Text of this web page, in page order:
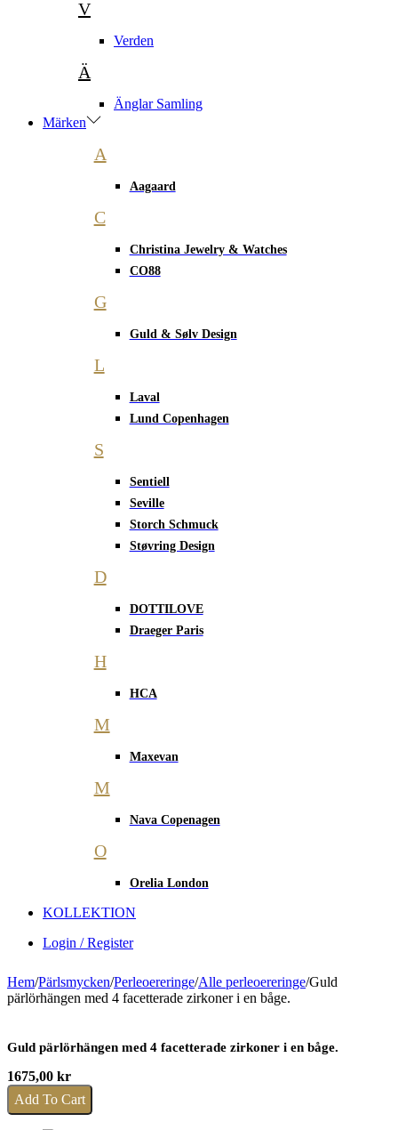
V
Verden
Ä
Änglar Samling
Märken
A
Aagaard
C
Christina Jewelry & Watches
CO88
G
Guld & Sølv Design
L
Laval
Lund Copenhagen
S
Sentiell
Seville
Storch Schmuck
Støvring Design
D
DOTTILOVE
Draeger Paris
H
HCA
M
Maxevan
M
Nava Copenagen
O
Orelia London
KOLLEKTION
Login / Register
Hem/Pärlsmycken/Perleoereringe/Alle perleoereringe/Guld
pärlörhängen med 4 facetterade zirkoner i en båge.
Guld pärlörhängen med 4 facetterade zirkoner i en båge.
1675,00 kr
Add To Cart